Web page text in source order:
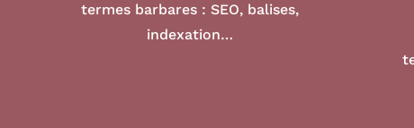
termes barbares : SEO, balises,
indexation…